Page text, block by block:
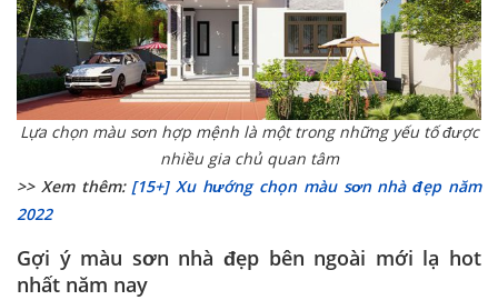
Lựa chọn màu sơn hợp mệnh là một trong những yếu tố được
nhiều gia chủ quan tâm
>> Xem thêm: [15+] Xu hướng chọn màu sơn nhà đẹp năm
2022
Gợi ý màu sơn nhà đẹp bên ngoài mới lạ hot
nhất năm nay